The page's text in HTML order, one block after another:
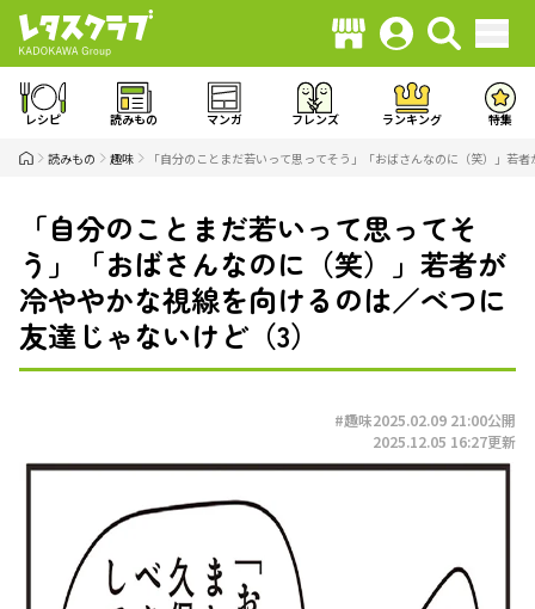
レシピ 読みもの マンガ フレンズ ランキング 特集
読みもの 趣味 「自分のことまだ若いって思ってそう」「おばさんなのに（笑）」若
「自分のことまだ若いって思ってそ
う」「おばさんなのに（笑）」若者が
冷ややかな視線を向けるのは／べつに
友達じゃないけど（3）
#趣味2025.02.09 21:00公開
2025.12.05 16:27更新